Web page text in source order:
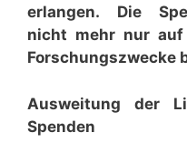
erlangen. Die
nicht mehr nur auf
Forschungszwecke
Ausweitung der
Spenden